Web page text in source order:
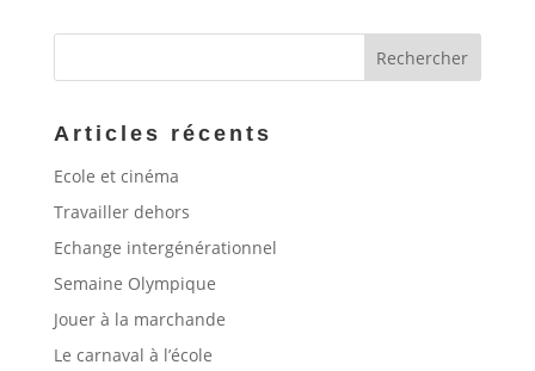
Articles récents
Ecole et cinéma
Travailler dehors
Echange intergénérationnel
Semaine Olympique
Jouer à la marchande
Le carnaval à l’école